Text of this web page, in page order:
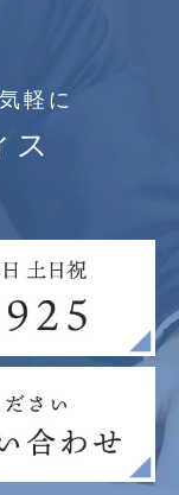
軽に
ス